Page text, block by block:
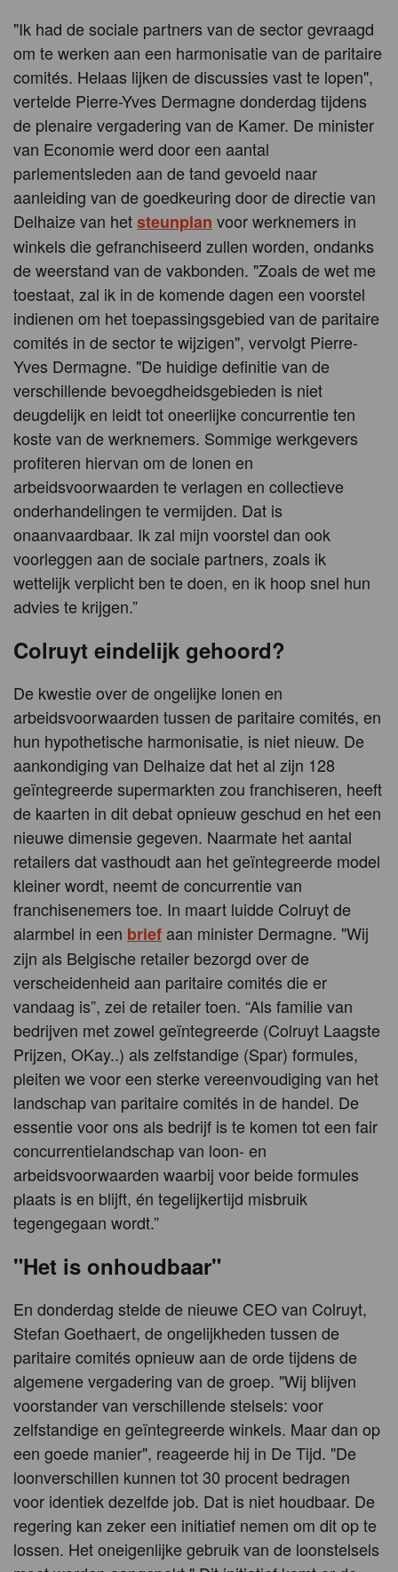
"Ik had de sociale partners van de sector gevraagd
om te werken aan een harmonisatie van de paritaire
comités. Helaas lijken de discussies vast te lopen",
vertelde Pierre-Yves Dermagne donderdag tijdens
de plenaire vergadering van de Kamer. De minister
van Economie werd door een aantal
parlementsleden aan de tand gevoeld naar
aanleiding van de goedkeuring door de directie van
Delhaize van hetsteunplan voor werknemers in
winkels die gefranchiseerd zullen worden, ondanks
de weerstand van de vakbonden. "Zoals de wet me
toestaat, zal ik in de komende dagen een voorstel
indienen om het toepassingsgebied van de paritaire
comités in de sector te wijzigen", vervolgt Pierre-
Yves Dermagne. "De huidige definitie van de
verschillende bevoegdheidsgebieden is niet
deugdelijk en leidt tot oneerlijke concurrentie ten
koste van de werknemers. Sommige werkgevers
profiteren hiervan om de lonen en
arbeidsvoorwaarden te verlagen en collectieve
onderhandelingen te vermijden. Dat is
onaanvaardbaar. Ik zal mijn voorstel dan ook
voorleggen aan de sociale partners, zoals ik
wettelijk verplicht ben te doen, en ik hoop snel hun
advies te krijgen.”
Colruyt eindelijk gehoord?
De kwestie over de ongelijke lonen en
arbeidsvoorwaarden tussen de paritaire comités, en
hun hypothetische harmonisatie, is niet nieuw. De
aankondiging van Delhaize dat het al zijn 128
geïntegreerde supermarkten zou franchiseren, heeft
de kaarten in dit debat opnieuw geschud en het een
nieuwe dimensie gegeven. Naarmate het aantal
retailers dat vasthoudt aan het geïntegreerde model
kleiner wordt, neemt de concurrentie van
franchisenemers toe. In maart luidde Colruyt de
alarmbel in een briefaan minister Dermagne. "Wij
zijn als Belgische retailer bezorgd over de
verscheidenheid aan paritaire comités die er
vandaag is”, zei de retailer toen. “Als familie van
bedrijven met zowel geïntegreerde (Colruyt Laagste
Prijzen, OKay..) als zelfstandige (Spar) formules,
pleiten we voor een sterke vereenvoudiging van het
landschap van paritaire comités in de handel. De
essentie voor ons als bedrijf is te komen tot een fair
concurrentielandschap van loon- en
arbeidsvoorwaarden waarbij voor beide formules
plaats is en blijft, én tegelijkertijd misbruik
tegengegaan wordt.”
"Het is onhoudbaar"
En donderdag stelde de nieuwe CEO van Colruyt,
Stefan Goethaert, de ongelijkheden tussen de
paritaire comités opnieuw aan de orde tijdens de
algemene vergadering van de groep. "Wij blijven
voorstander van verschillende stelsels: voor
zelfstandige en geïntegreerde winkels. Maar dan op
een goede manier", reageerde hij in De Tijd. "De
loonverschillen kunnen tot 30 procent bedragen
voor identiek dezelfde job. Dat is niet houdbaar. De
regering kan zeker een initiatief nemen om dit op te
lossen. Het oneigenlijke gebruik van de loonstelsels